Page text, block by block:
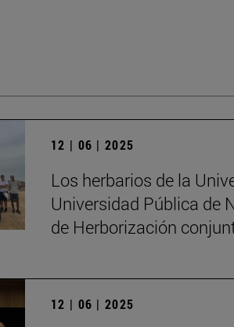
12 | 06 | 2025
Los herbarios de la
Universidad Pública de
de Herborización
12 | 06 | 2025